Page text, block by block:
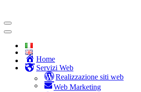
Home
Servizi Web
Realizzazione siti web
Web Marketing